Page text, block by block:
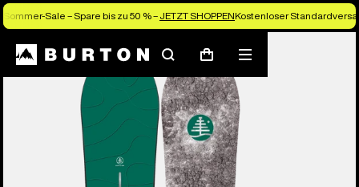
Sommer-Sale – Spare bis zu 50 % – JETZT SHOPPENKostenloser
SuchenWarenkorb
Menü
Die Experten von Burton erklären es dir